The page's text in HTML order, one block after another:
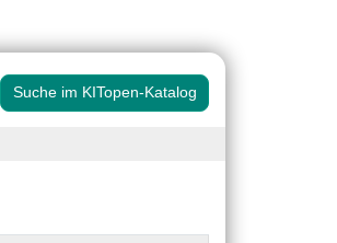
Suche im KITopen-Katalog